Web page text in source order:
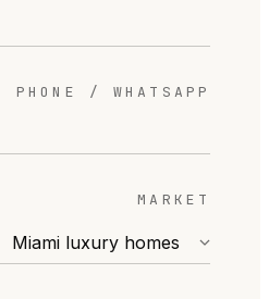
PHONE / WHATSAPP
MARKET